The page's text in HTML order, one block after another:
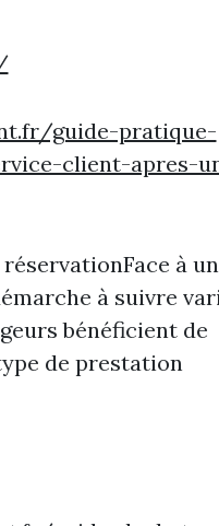
guide-pratique-
client-apres-
à un
à suivre
bénéficient de
de prestation